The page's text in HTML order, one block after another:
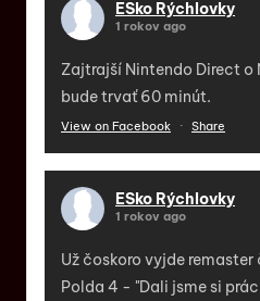
ESko Rýchlovky
1 rokov ago
Zajtrajší Nintendo Direct
bude trvať 60 minút.
View on Facebook · Share
ESko Rýchlovky
1 rokov ago
Už čoskoro vyjde
Polda 4 - "Dali jsme si